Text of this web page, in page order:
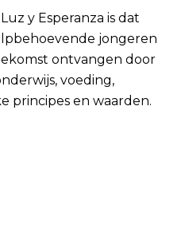
y Esperanza is dat
jongeren
ontvangen door
voeding,
principes en waarden.